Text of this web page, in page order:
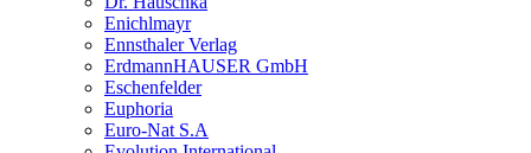
Enichlmayr
Ennsthaler Verlag
ErdmannHAUSER GmbH
Eschenfelder
Euphoria
Euro-Nat S.A